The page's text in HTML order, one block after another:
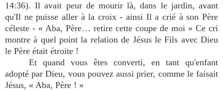
14:36). Il avait peur de mourir là, dans le jardin, avant
qu'Il ne puisse aller à la croix - ainsi Il a crié à son Père
céleste - « Aba, Père… retire cette coupe de moi » Ce cri
montre à quel point la relation de Jésus le Fils avec Dieu
le Père était étroite !
Et quand vous êtes converti, en tant qu'enfant
adopté par Dieu, vous pouvez aussi prier, comme le faisait
Jésus, « Aba, Père ! »